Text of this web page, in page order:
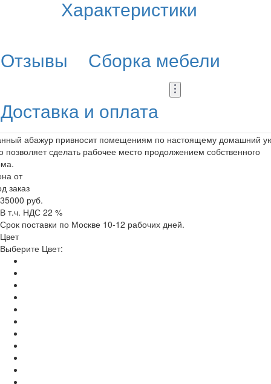
Характеристики
Отзывы
Сборка мебели
Доставка и оплата
абажур привносит помещениям по настоящему домашний
позволяет сделать рабочее место продолжением собственного
от
заказ
35000 руб.
В т.ч. НДС 22 %
Срок поставки по Москве 10-12 рабочих дней.
Цвет
Выберите Цвет: